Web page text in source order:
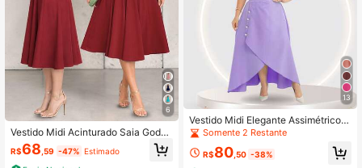
6
Vestido Midi Acinturado Saia Godê
Elegante Tecido Leve Confortável
Manga com Babadinho Detalhe co
R$68 ,59 -47% Estimado
13
Vestido Midi Elegante Assimétrico c
om Elástico nas Costas, com Mang
Festas, Culto e Casamento
Somente 2 Restante
R$80,50 -38%